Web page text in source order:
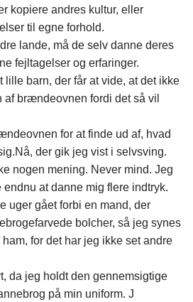
kopiere andres kultur, eller
til egne forhold.
lande, må de selv danne deres
fejltagelser og erfaringer.
lille barn, der får at vide, at det ikke
brændeovnen fordi det så vil
for at finde ud af, hvad
der gik jeg vist i selvsving.
nogen mening. Never mind. Jeg
at danne mig flere indtryk.
uger gået forbi en mand, der
bolcher, så jeg synes
for det har jeg ikke set andre
da jeg holdt den gennemsigtige
på min uniform. J